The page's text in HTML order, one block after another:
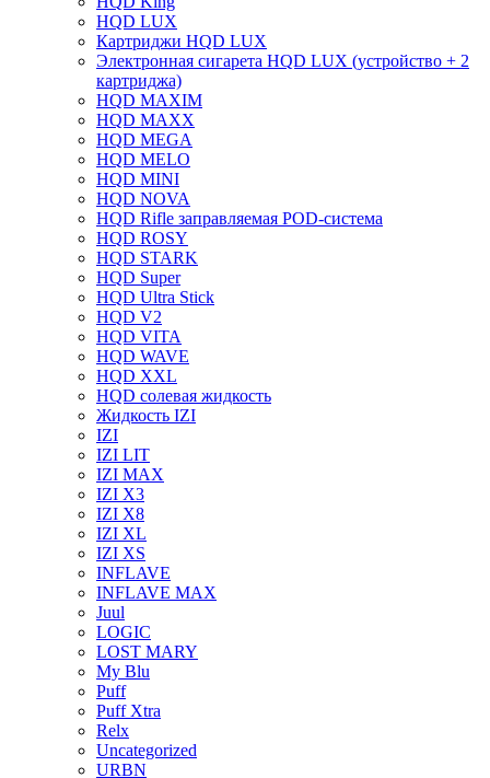
HQD LUX
Картриджи HQD LUX
Электронная сигарета HQD LUX (устройство + 2
картриджа)
HQD MAXIM
HQD MAXX
HQD MEGA
HQD MELO
HQD MINI
HQD NOVA
HQD Rifle заправляемая POD-система
HQD ROSY
HQD STARK
HQD Super
HQD Ultra Stick
HQD V2
HQD VITA
HQD WAVE
HQD XXL
HQD солевая жидкость
Жидкость IZI
IZI
IZI LIT
IZI MAX
IZI X3
IZI X8
IZI XL
IZI XS
INFLAVE
INFLAVE MAX
Juul
LOGIC
LOST MARY
My Blu
Puff
Puff Xtra
Relx
Uncategorized
URBN